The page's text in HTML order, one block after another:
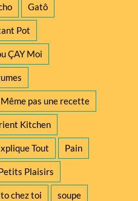
Gatô
Pot
ÇAY Moi
Même pas une recette
Kitchen
Tout Pain
Plaisirs
chez toi soupe